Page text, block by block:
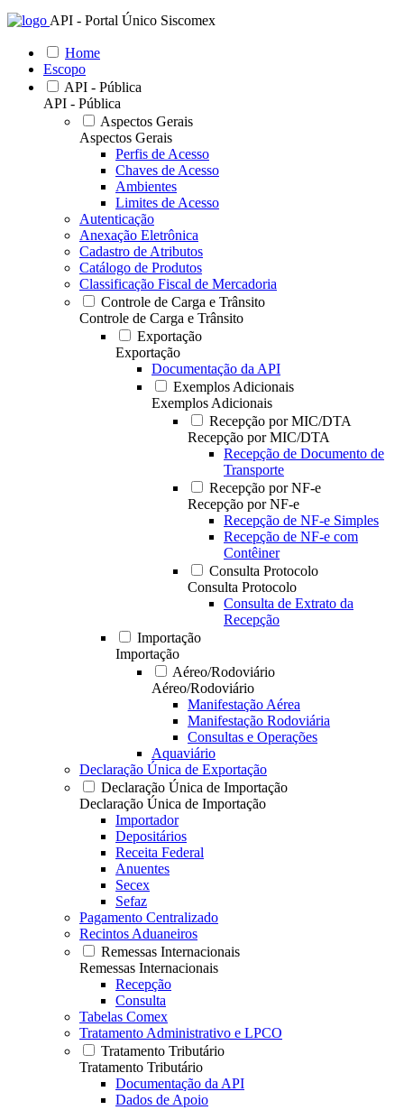
API - Portal Único Siscomex
Home
Escopo
API - Pública
API - Pública
Aspectos Gerais
Aspectos Gerais
Perfis de Acesso
Chaves de Acesso
Ambientes
Limites de Acesso
Autenticação
Anexação Eletrônica
Cadastro de Atributos
Catálogo de Produtos
Classificação Fiscal de Mercadoria
Controle de Carga e Trânsito
Controle de Carga e Trânsito
Exportação
Exportação
Documentação da API
Exemplos Adicionais
Exemplos Adicionais
Recepção por MIC/DTA
Recepção por MIC/DTA
Recepção de Documento de
Transporte
Recepção por NF-e
Recepção por NF-e
Recepção de NF-e Simples
Recepção de NF-e com
Contêiner
Consulta Protocolo
Consulta Protocolo
Consulta de Extrato da
Recepção
Importação
Importação
Aéreo/Rodoviário
Aéreo/Rodoviário
Manifestação Aérea
Manifestação Rodoviária
Consultas e Operações
Aquaviário
Declaração Única de Exportação
Declaração Única de Importação
Declaração Única de Importação
Importador
Depositários
Receita Federal
Anuentes
Secex
Sefaz
Pagamento Centralizado
Recintos Aduaneiros
Remessas Internacionais
Remessas Internacionais
Recepção
Consulta
Tabelas Comex
Tratamento Administrativo e LPCO
Tratamento Tributário
Tratamento Tributário
Documentação da API
Dados de Apoio